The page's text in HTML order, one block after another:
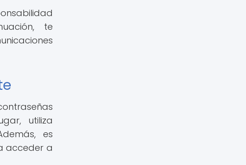
te
utiliza
es
acceder a